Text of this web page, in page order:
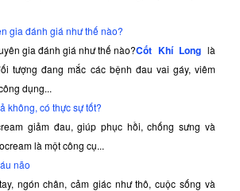
gia đánh giá như thế nào?
Cốt Khí Long là
tượng đang mắc các bệnh đau vai gáy, viêm
dụng...
không, có thực sự tốt?
giảm đau, giúp phục hồi, chống sưng và
là một công cụ...
não
ngón chân, cảm giác như thô, cuộc sống và